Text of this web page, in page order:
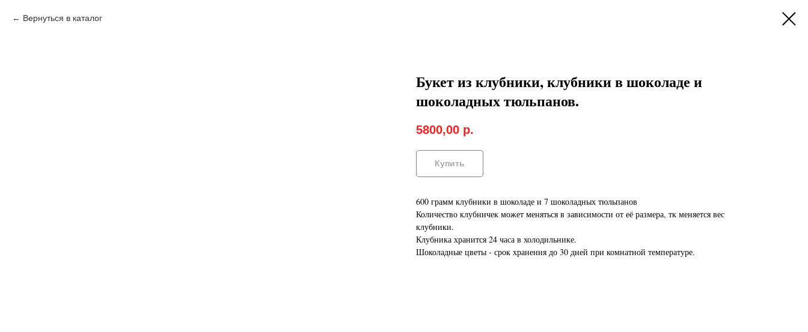
Вернуться в каталог
Букет из клубники, клубники в шоколаде и
шоколадных тюльпанов.
5800,00 р.
Купить
600 грамм клубники в шоколаде и 7 шоколадных тюльпанов
Количество клубничек может меняться в зависимости от её размера, тк меняется вес
клубники.
Клубника хранится 24 часа в холодильнике.
Шоколадные цветы - срок хранения до 30 дней при комнатной температуре.